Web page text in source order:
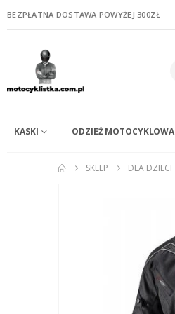
BEZPŁATNA DOSTAWA POWYŻEJ 300ZŁ
KASKI ODZIEŻ MOTOCYKLOWA
SKLEP DLA DZIECI